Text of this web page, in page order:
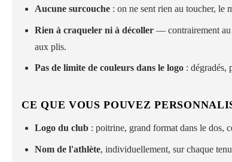
Aucune surcouche : on ne sent rien au toucher, le
Rien à craqueler ni à décoller — contrairement au
aux plis.
Pas de limite de couleurs dans le logo : dégradés,
CE QUE VOUS POUVEZ
Logo du club : poitrine, grand format dans le dos,
Nom de l'athlète, individuellement, sur chaque